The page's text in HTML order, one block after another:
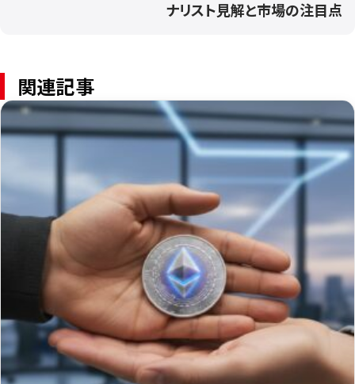
ナリスト見解と市場の注目点
関連記事